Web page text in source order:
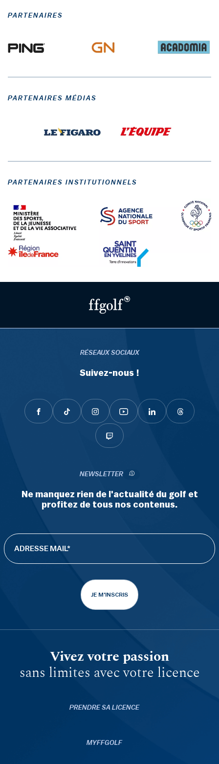
PARTENAIRES
PARTENAIRES MÉDIAS
PARTENAIRES INSTITUTIONNELS
RÉSEAUX SOCIAUX
Suivez-nous !
NEWSLETTER
Ne manquez rien de l'actualité du golf et
profitez de tous nos contenus.
JE M'INSCRIS
Vivez votre passion
sans limites avec votre licence
PRENDRE SA LICENCE
MYFFGOLF